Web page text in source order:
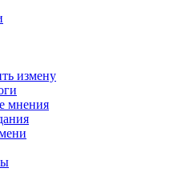
измену
мнения